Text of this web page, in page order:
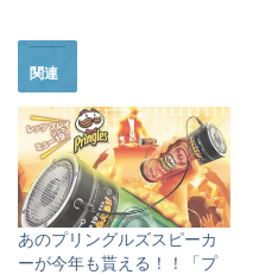
関連
あのプリングルズスピーカ
ーが今年も貰える！！「プ